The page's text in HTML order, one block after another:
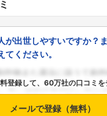
が出世しやすいですか？
てください。
登録して、60万社の口コミを
メールで登録（無料）